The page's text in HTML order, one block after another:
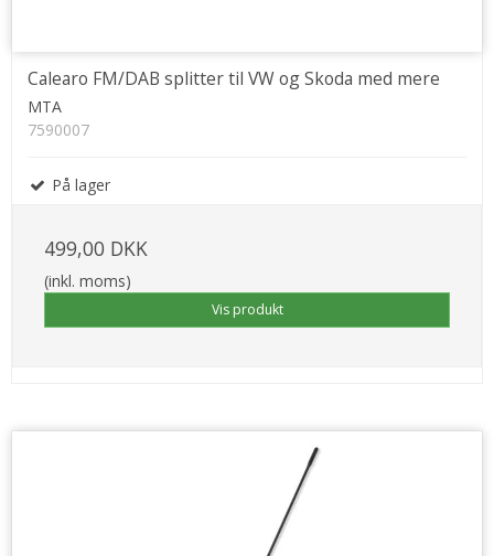
Calearo FM/DAB splitter til VW og Skoda med mere
MTA
7590007
På lager
499,00 DKK
(inkl. moms)
Vis produkt